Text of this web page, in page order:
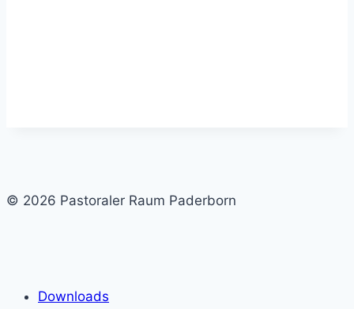
© 2026 Pastoraler Raum Paderborn
Downloads